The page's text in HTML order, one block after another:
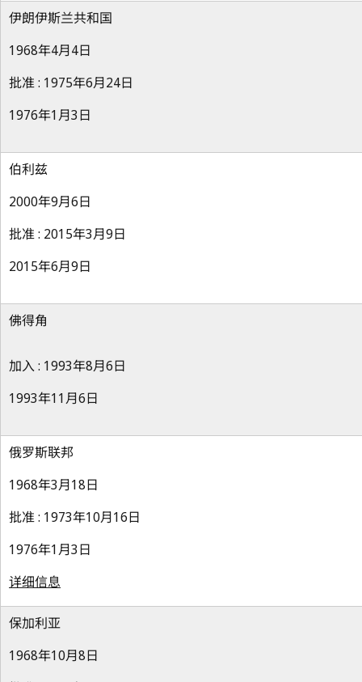
伊朗伊斯兰共和国
1968年4月4日
批准 : 1975年6月24日
1976年1月3日
伯利兹
2000年9月6日
批准 : 2015年3月9日
2015年6月9日
佛得角
加入 : 1993年8月6日
1993年11月6日
俄罗斯联邦
1968年3月18日
批准 : 1973年10月16日
1976年1月3日
详细信息
保加利亚
1968年10月8日